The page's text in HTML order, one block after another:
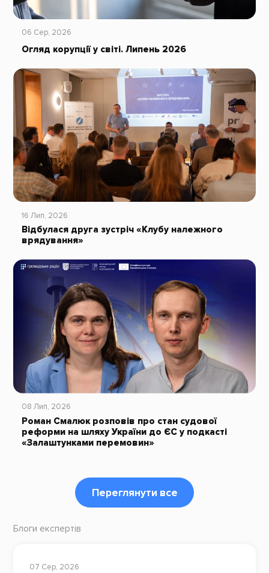
06 Сер, 2026
Огляд корупції у світі. Липень 2026
16 Лип, 2026
Відбулася друга зустріч «Клубу належного
врядування»
08 Лип, 2026
Роман Смалюк розповів про стан судової
реформи на шляху України до ЄС у подкасті
«Залаштунками перемовин»
Переглянути все
Блоги експертів
07 Сер, 2026